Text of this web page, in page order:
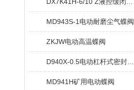
MD943S-1电动耐磨尘气蝶阀
ZKJW电动高温蝶阀
MD941H矿用电动蝶阀